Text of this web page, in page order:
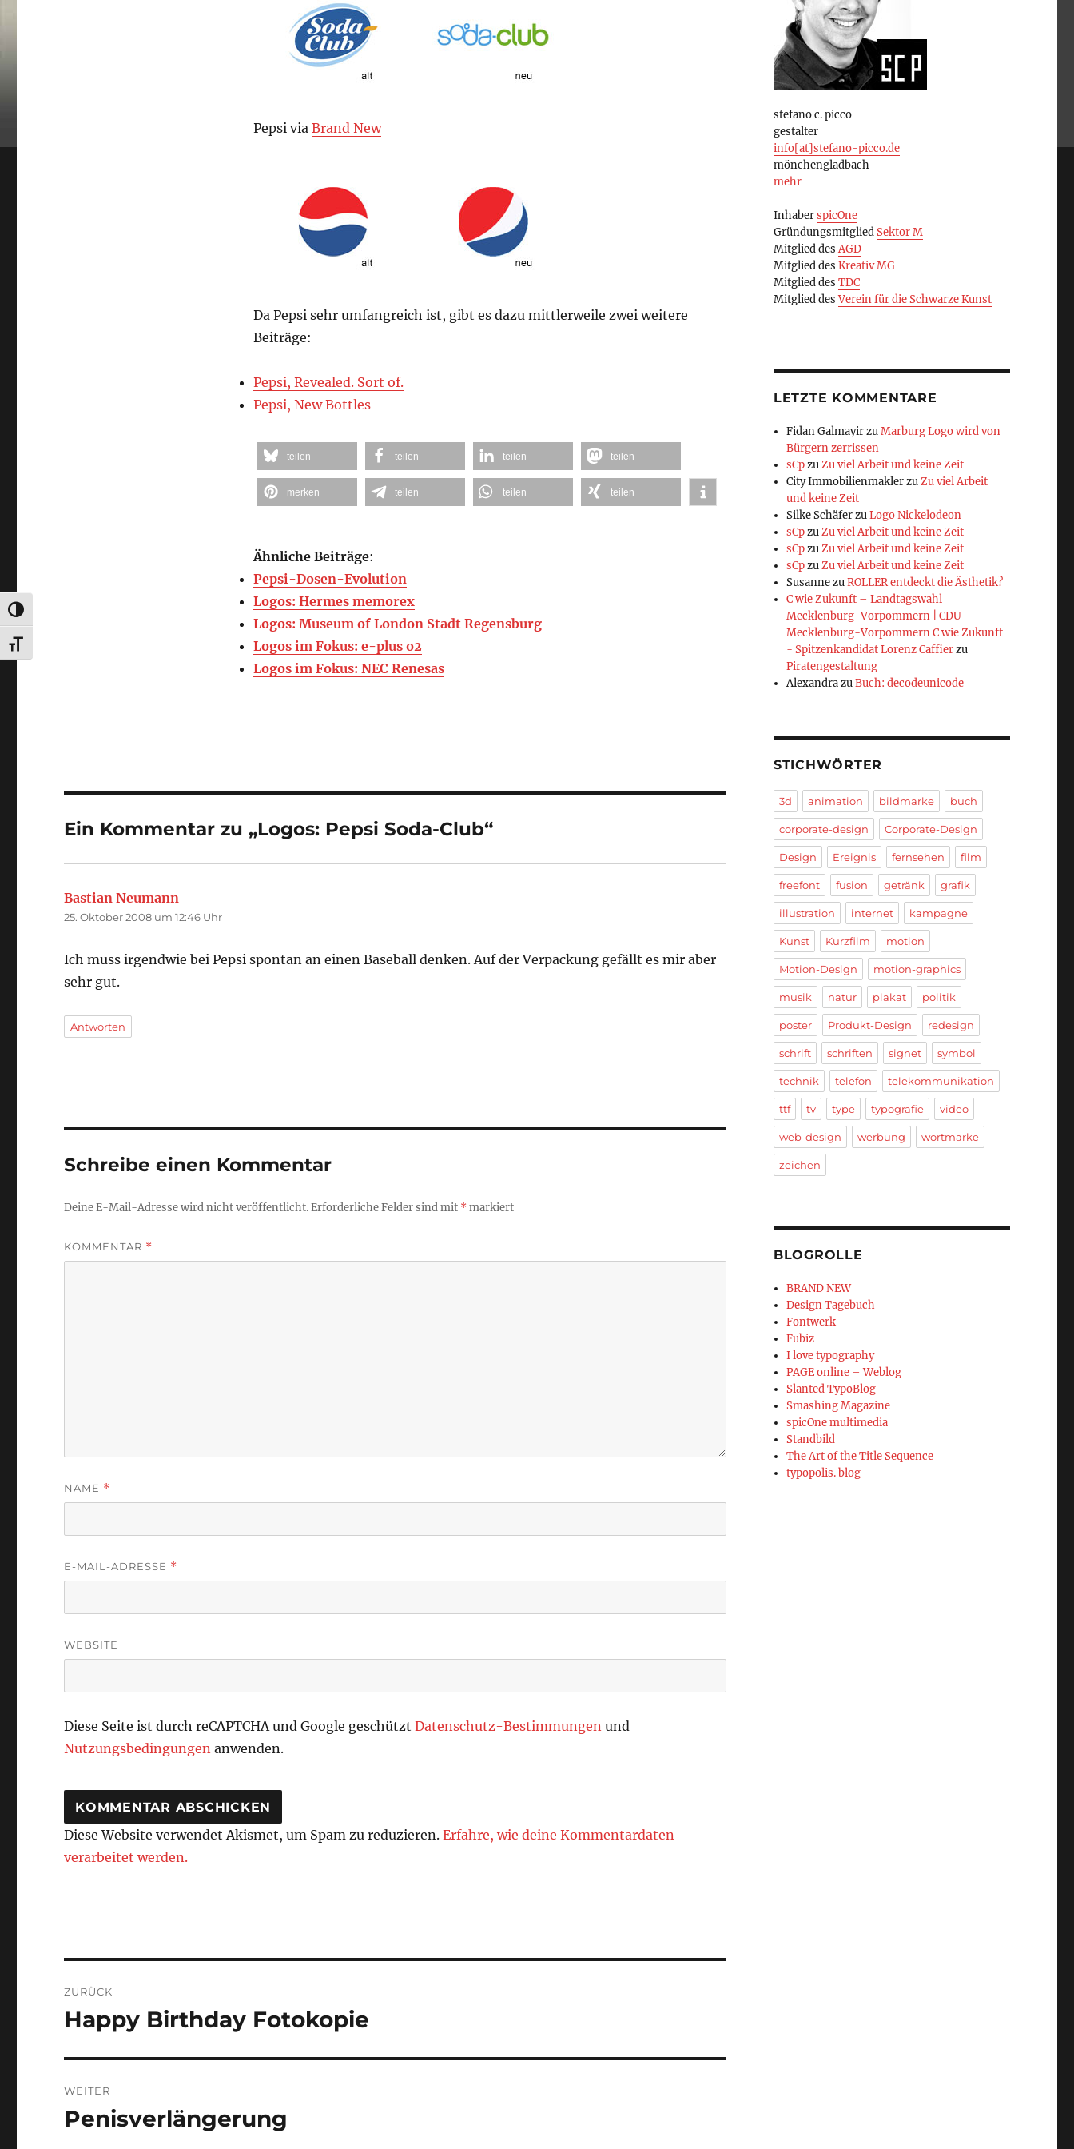
UMSCHALTEN AUF HOHE KONTRASTE
SCHRIFT VERGRÖSSERN
Pepsi via Brand New
Da Pepsi sehr umfangreich ist, gibt es dazu mittlerweile zwei weitere
Beiträge:
Pepsi, Revealed. Sort of.
Pepsi, New Bottles
teilen teilen teilen teilen
merken teilen teilen teilen
Ähnliche Beiträge:
Pepsi-Dosen-Evolution
Logos: Hermes memorex
Logos: Museum of London Stadt Regensburg
Logos im Fokus: e-plus o2
Logos im Fokus: NEC Renesas
Ein Kommentar zu „Logos: Pepsi Soda-Club“
Bastian Neumann
25. Oktober 2008 um 12:46 Uhr
Ich muss irgendwie bei Pepsi spontan an einen Baseball denken. Auf der Verpackung gefällt es mir aber
sehr gut.
Antworten
Schreibe einen Kommentar
Deine E-Mail-Adresse wird nicht veröffentlicht.Erforderliche Felder sind mit *markiert
KOMMENTAR *
NAME *
E-MAIL-ADRESSE *
WEBSITE
Diese Seite ist durch reCAPTCHA und Google geschütztDatenschutz-Bestimmungen und
Nutzungsbedingungen anwenden.
Diese Website verwendet Akismet, um Spam zu reduzieren.Erfahre, wie deine Kommentardaten
verarbeitet werden.
ZURÜCK
Vorheriger
Happy Birthday Fotokopie
WEITER
Nächster
Penisverlängerung
stefano c. picco
gestalter
info[at]stefano-picco.de
mönchengladbach
mehr
InhaberspicOne
GründungsmitgliedSektor M
Mitglied desAGD
Mitglied des Kreativ MG
Mitglied des TDC
Mitglied desVerein für die Schwarze Kunst
LETZTE KOMMENTARE
Fidan GalmayirzuMarburg Logo wird von
Bürgern zerrissen
sCpzuZu viel Arbeit und keine Zeit
City ImmobilienmaklerzuZu viel Arbeit
und keine Zeit
Silke SchäferzuLogo Nickelodeon
sCpzuZu viel Arbeit und keine Zeit
sCpzuZu viel Arbeit und keine Zeit
sCpzuZu viel Arbeit und keine Zeit
SusannezuROLLER entdeckt die Ästhetik?
C wie Zukunft – Landtagswahl
Mecklenburg-Vorpommern | CDU
Mecklenburg-Vorpommern C wie Zukunft
- Spitzenkandidat Lorenz Caffierzu
Piratengestaltung
AlexandrazuBuch: decodeunicode
STICHWÖRTER
3d animation bildmarke buch
corporate-design Corporate-Design
Design Ereignis fernsehen film
freefont fusion getränk grafik
illustration internet kampagne
Kunst Kurzfilm motion
Motion-Design motion-graphics
musik natur plakat politik
poster Produkt-Design redesign
schrift schriften signet symbol
technik telefon telekommunikation
ttf tv type typografie video
web-design werbung wortmarke
zeichen
BLOGROLLE
BRAND NEW
Design Tagebuch
Fontwerk
Fubiz
I love typography
PAGE online – Weblog
Slanted TypoBlog
Smashing Magazine
spicOne multimedia
Standbild
The Art of the Title Sequence
typopolis. blog